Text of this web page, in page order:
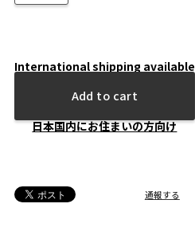
International shipping available
Add to cart
日本国内にお住まいの方向け
通報する